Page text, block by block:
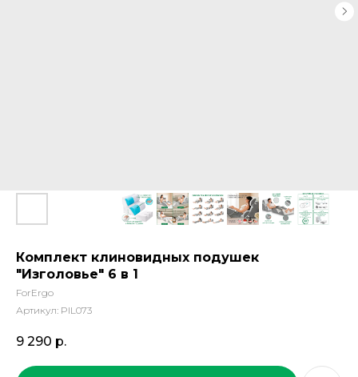
Комплект клиновидных подушек
"Изголовье" 6 в 1
ForErgo
Артикул: PIL073
9 290 р.